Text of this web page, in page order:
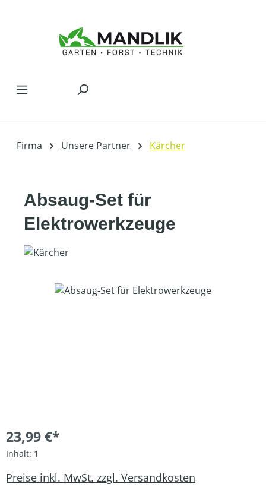
Firma Unsere Partner Kärcher
Absaug-Set für
Elektrowerkzeuge
Bildergalerie überspringen
23,99 €*
Inhalt: 1
Preise inkl. MwSt. zzgl. Versandkosten